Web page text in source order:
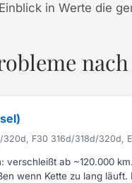
in Werte die
320d, F30 316d/318d/320d,
verschleißt ab ~120.000
wenn Kette zu lang